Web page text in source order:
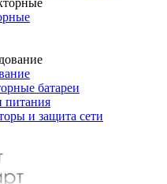
батареи
питания
и защита сети